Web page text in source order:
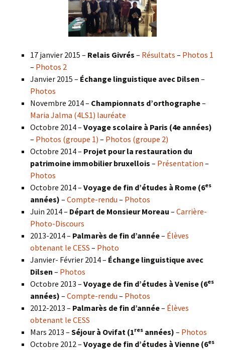
17 janvier 2015 – Relais Givrés – Résultats – Photos 1
– Photos 2
Janvier 2015 – Échange linguistique avec Dilsen –
Photos
Novembre 2014 – Championnats d’orthographe–
Maria Jalma (4LS1) lauréate
Octobre 2014 – Voyage scolaire à Paris (4e années)
– Photos (groupe 1) – Photos (groupe 2)
Octobre 2014 – Projet pour la restauration du
patrimoine immobilier bruxellois – Présentation –
Photos
Octobre 2014 – Voyage de fin d’études à Rome (6es
années) – Compte-rendu – Photos
Juin 2014 – Départ de Monsieur Moreau – Carrière-
Photo-Discours
2013-2014 – Palmarès de fin d’année– Élèves
obtenant le CESS – Photo
Janvier- Février 2014 – Échange linguistique avec
Dilsen – Photos
Octobre 2013 – Voyage de fin d’études à Venise (6es
années) – Compte-rendu – Photos
2012-2013 – Palmarès de fin d’année– Élèves
obtenant le CESS
Mars 2013 – Séjour à Ovifat (1res années) – Photos
Octobre 2012 – Voyage de fin d’études à Vienne (6es